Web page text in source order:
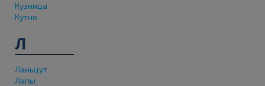
Кузница
Кутно
Л
Ланьцут
Лапы